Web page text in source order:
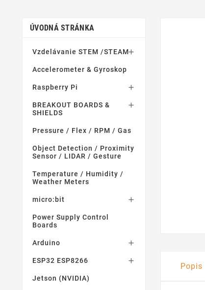
ÚVODNÁ STRÁNKA
Vzdelávanie STEM /STEAM
Accelerometer & Gyroskop
Raspberry Pi 
BREAKOUT BOARDS &
SHIELDS

Pressure / Flex / RPM / Gas
Object Detection / Proximity
Sensor / LIDAR / Gesture
Temperature / Humidity /
Weather Meters
micro:bit 
Power Supply Control
Boards
Arduino 
ESP32 ESP8266 
Jetson (NVIDIA)
Popis